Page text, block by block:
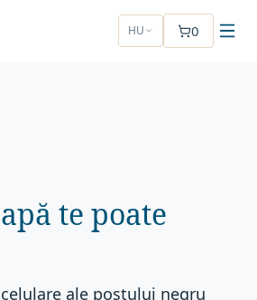
HU 0
te poate
ale postului negru